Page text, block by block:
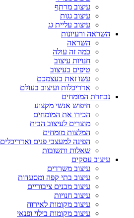
עיצוב מרתף
עיצוב גגות
עיצוב עליית גג
השראה ורעיונות
השראה
כמה זה עולה
חנויות עיצוב
טיפים בעיצוב
עשו זאת בעצמכם
אדריכלות ועיצוב בעולם
נבחרת המומחים
חיפוש אנשי מקצוע
הכירו את המומחים
מוצרים לעיצוב הבית
המלצות מומחים
הפינה למעצבי פנים ואדריכלים
שאלות ותשובות
עיצוב עסקים
עיצוב משרדים
עיצוב בתי קפה ומסעדות
עיצוב מבנים ציבוריים
עיצוב חנויות
עיצוב מקומות לאירוח
עיצוב מקומות בילוי ופנאי